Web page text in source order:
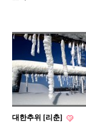
대한추위 [리춘]